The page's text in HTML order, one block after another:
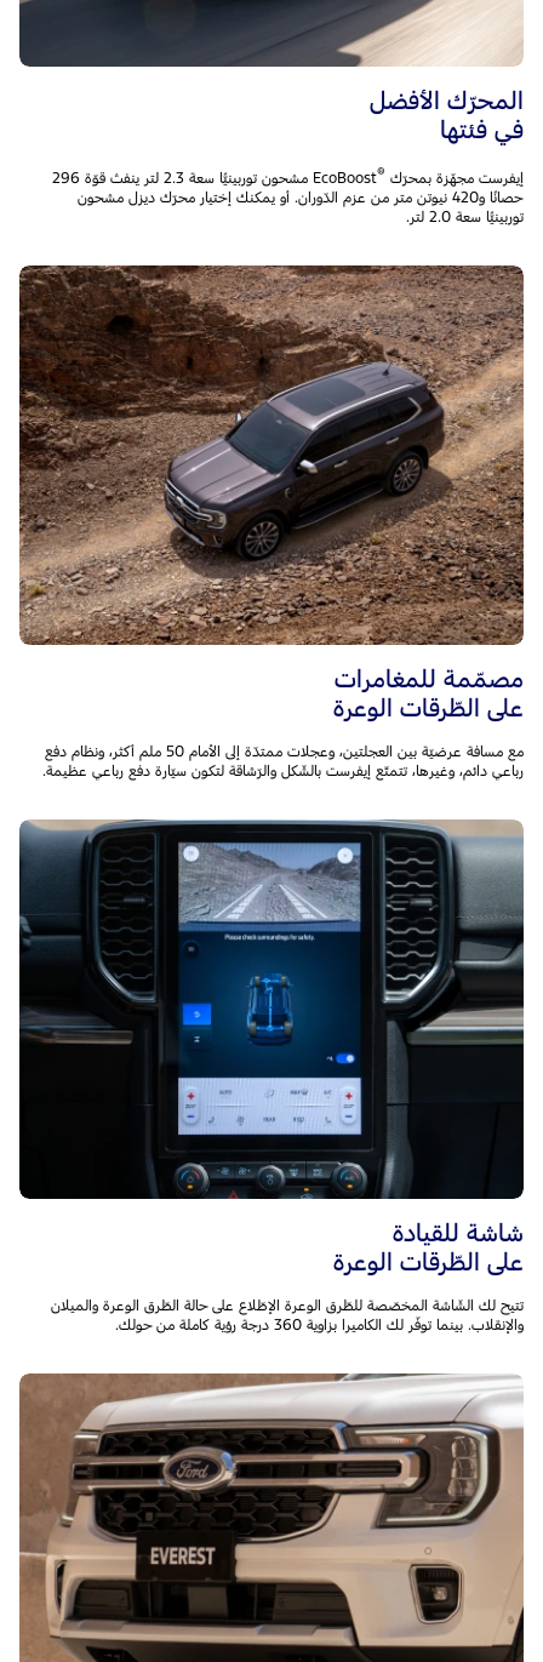
المحرّك الأفضل
في فئتها
إيفرست مجهّزة بمحرّك ®
EcoBoost مشحون توربينيًّا سعة 2.3 لتر ينفث قوّة 296
حصانًا و420 نيوتن متر من عزم الدّوران. أو يمكنك إختيار محرّك ديزل مشحون
توربينيًّا سعة 2.0 لتر.
مصمّمة للمغامرات
على الطّرقات الوعرة
مع مسافة عرضيّة بين العجلتين، وعجلات ممتدّة إلى الأمام 50 ملم أكثر، ونظام دفع
رباعي دائم، وغيرها، تتمتّع إيفرست بالشّكل والرّشاقة لتكون سيّارة دفع رباعي عظيمة.
شاشة للقيادة
على الطّرقات الوعرة
تتيح لك الشّاشة المخصّصة للطّرق الوعرة الإطّلاع على حالة الطّرق الوعرة والميلان
والإنقلاب. بينما توفّر لك الكاميرا بزاوية 360 درجة رؤية كاملة من حولك.